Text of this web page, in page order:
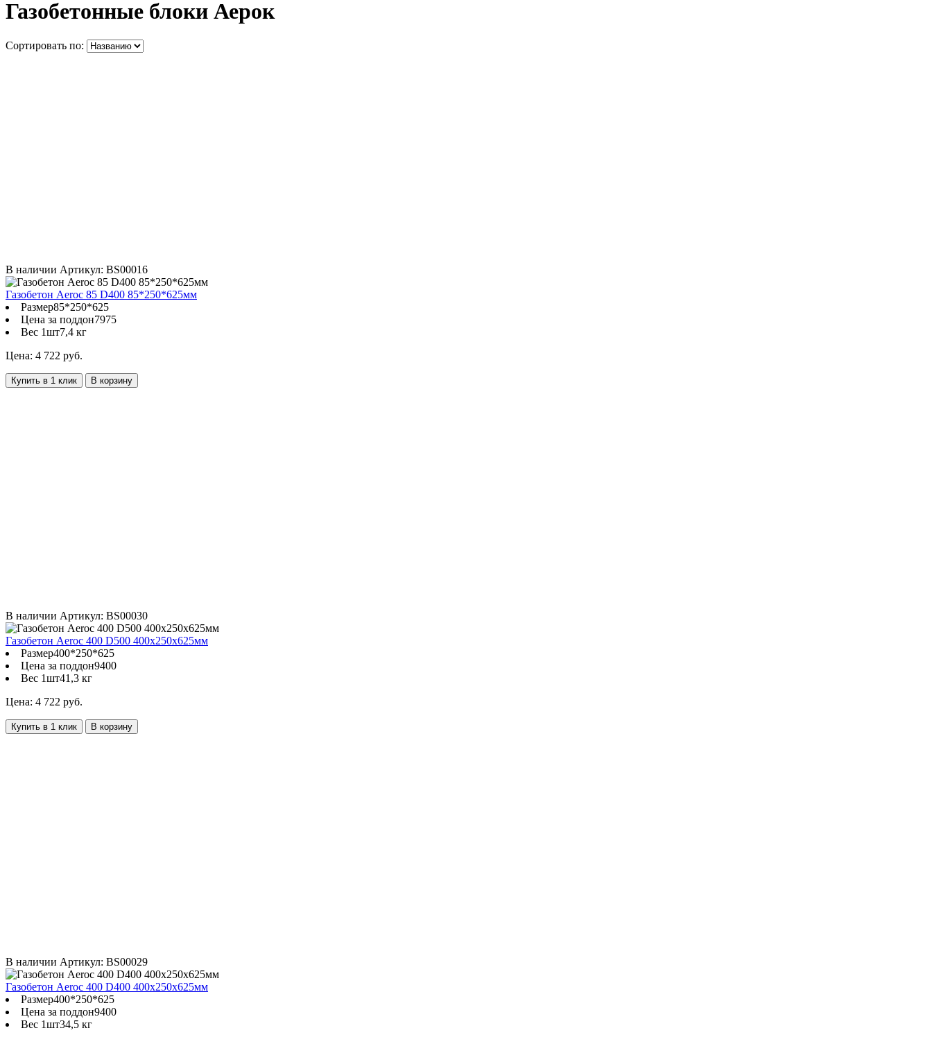
Газобетонные блоки Аерок
Сортировать по:
В наличии Артикул: BS00016
Газобетон Aeroc 85 D400 85*250*625мм
Размер85*250*625
Цена за поддон7975
Вес 1шт7,4 кг
Цена: 4 722 руб.
Купить в 1 клик В корзину
В наличии Артикул: BS00030
Газобетон Aeroc 400 D500 400х250х625мм
Размер400*250*625
Цена за поддон9400
Вес 1шт41,3 кг
Цена: 4 722 руб.
Купить в 1 клик В корзину
В наличии Артикул: BS00029
Газобетон Aeroc 400 D400 400х250х625мм
Размер400*250*625
Цена за поддон9400
Вес 1шт34,5 кг